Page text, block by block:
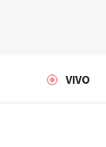
VIVO